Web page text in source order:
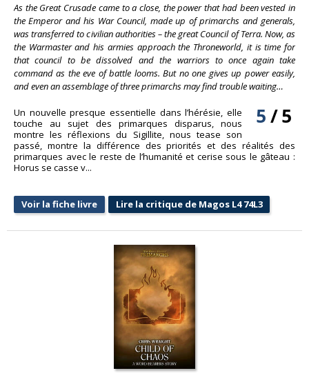
As the Great Crusade came to a close, the power that had been vested in
the Emperor and his War Council, made up of primarchs and generals,
was transferred to civilian authorities – the great Council of Terra. Now, as
the Warmaster and his armies approach the Throneworld, it is time for
that council to be dissolved and the warriors to once again take
command as the eve of battle looms. But no one gives up power easily,
and even an assemblage of three primarchs may find trouble waiting…
5/5
Un nouvelle presque essentielle dans l’hérésie, elle
touche au sujet des primarques disparus, nous
montre les réflexions du Sigillite, nous tease son
passé, montre la différence des priorités et des réalités des
primarques avec le reste de l’humanité et cerise sous le gâteau :
Horus se casse v...
Voir la fiche livre Lire la critique de Magos L4 74L3